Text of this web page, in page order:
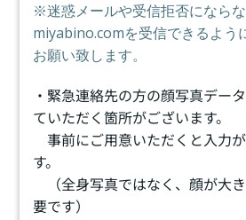
※迷惑メールや受信拒否になら
miyabino.comを受信できるよう
お願い致します。
・緊急連絡先の方の顔写真デー
ていただく箇所がございます。
事前にご用意いただくと入力
す。
（全身写真ではなく、顔が大
要です）